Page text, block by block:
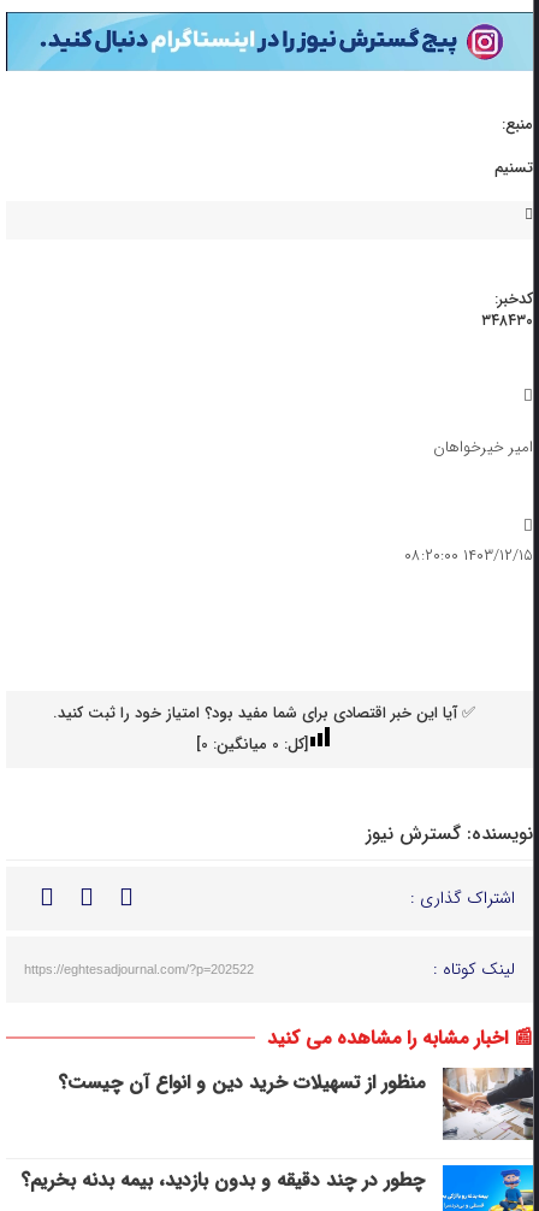
منبع:
تسنیم
کدخبر:
۳۴۸۴۳۰
امیر خیرخواهان
۱۴۰۳/۱۲/۱۵ ۰۸:۲۰:۰۰
✅ آیا این خبر اقتصادی برای شما مفید بود؟ امتیاز خود را ثبت کنید.
[کل: 0میانگین: 0
]
نویسنده: گسترش نیوز
اشتراک گذاری :
لینک کوتاه : https://eghtesadjournal.com/?p=202522
📰 اخبار مشابه را مشاهده می کنید
منظور از تسهیلات خرید دین و انواع آن چیست؟
چطور در چند دقیقه و بدون بازدید، بیمه بدنه بخریم؟